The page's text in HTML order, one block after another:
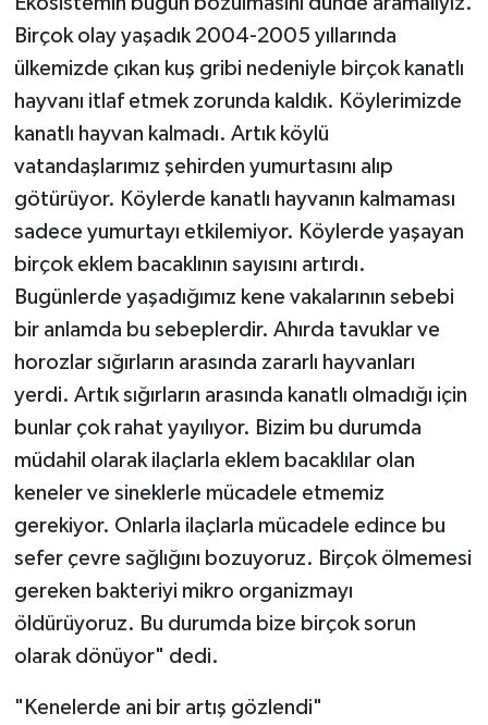
Birçok olay yaşadık 2004-2005 yıllarında
ülkemizde çıkan kuş gribi nedeniyle birçok kanatlı
hayvanı itlaf etmek zorunda kaldık. Köylerimizde
kanatlı hayvan kalmadı. Artık köylü
vatandaşlarımız şehirden yumurtasını alıp
götürüyor. Köylerde kanatlı hayvanın kalmaması
sadece yumurtayı etkilemiyor. Köylerde yaşayan
birçok eklem bacaklının sayısını artırdı.
Bugünlerde yaşadığımız kene vakalarının sebebi
bir anlamda bu sebeplerdir. Ahırda tavuklar ve
horozlar sığırların arasında zararlı hayvanları
yerdi. Artık sığırların arasında kanatlı olmadığı için
bunlar çok rahat yayılıyor. Bizim bu durumda
müdahil olarak ilaçlarla eklem bacaklılar olan
keneler ve sineklerle mücadele etmemiz
gerekiyor. Onlarla ilaçlarla mücadele edince bu
sefer çevre sağlığını bozuyoruz. Birçok ölmemesi
gereken bakteriyi mikro organizmayı
öldürüyoruz. Bu durumda bize birçok sorun
olarak dönüyor" dedi.
"Kenelerde ani bir artış gözlendi"